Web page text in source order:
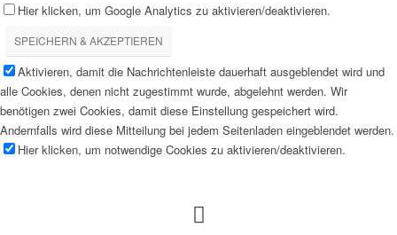
Hier klicken, um Google Analytics zu aktivieren/deaktivieren.
SPEICHERN & AKZEPTIEREN
Aktivieren, damit die Nachrichtenleiste dauerhaft ausgeblendet wird und
alle Cookies, denen nicht zugestimmt wurde, abgelehnt werden. Wir
benötigen zwei Cookies, damit diese Einstellung gespeichert wird.
Andernfalls wird diese Mitteilung bei jedem Seitenladen eingeblendet werden.
Hier klicken, um notwendige Cookies zu aktivieren/deaktivieren.